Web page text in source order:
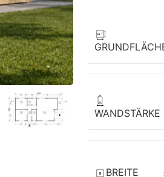
WANDSTÄRKE
BREITE